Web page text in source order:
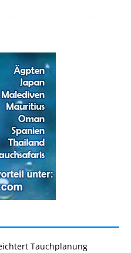
Tauchplanung